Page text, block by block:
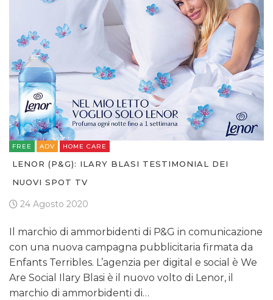
FREE ADV HOME CARE
LENOR (P&G): ILARY BLASI TESTIMONIAL DEI
NUOVI SPOT TV
24 Agosto 2020
Il marchio di ammorbidenti di P&G in comunicazione
con una nuova campagna pubblicitaria firmata da
Enfants Terribles. L’agenzia per digital e social è We
Are Social Ilary Blasi è il nuovo volto di Lenor, il
marchio di ammorbidenti di…